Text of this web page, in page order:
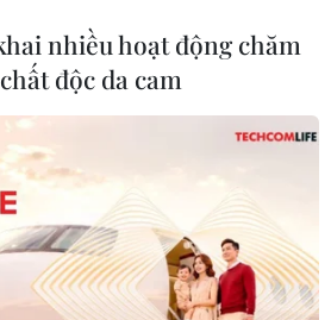
ngư dân có thể dò tìm được
đạt hiệu quả cao hơn
(TTXVN/Vietnam+)
nhiều hoạt động chăm
độc da cam